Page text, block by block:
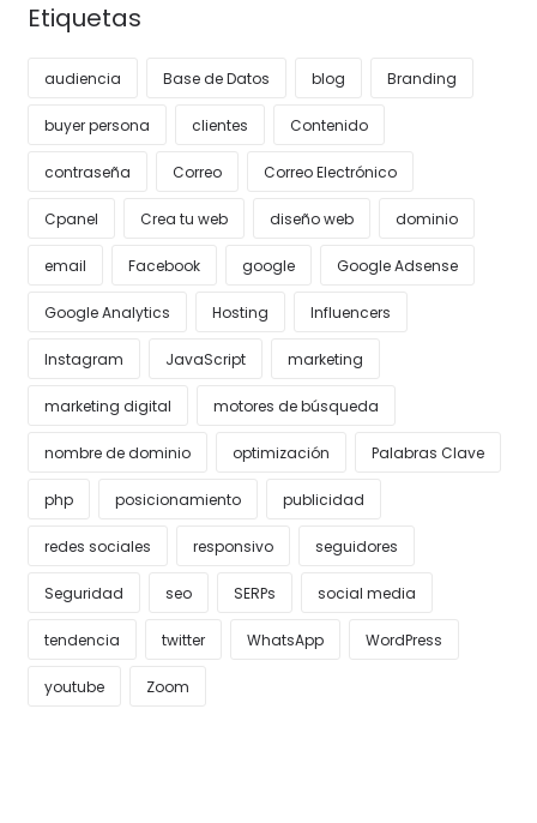
Etiquetas
audiencia Base de Datos blog Branding
buyer persona clientes Contenido
contraseña Correo Correo Electrónico
Cpanel Crea tu web diseño web dominio
email Facebook google Google Adsense
Google Analytics Hosting Influencers
Instagram JavaScript marketing
marketing digital motores de búsqueda
nombre de dominio optimización Palabras Clave
php posicionamiento publicidad
redes sociales responsivo seguidores
Seguridad seo SERPs social media
tendencia twitter WhatsApp WordPress
youtube Zoom